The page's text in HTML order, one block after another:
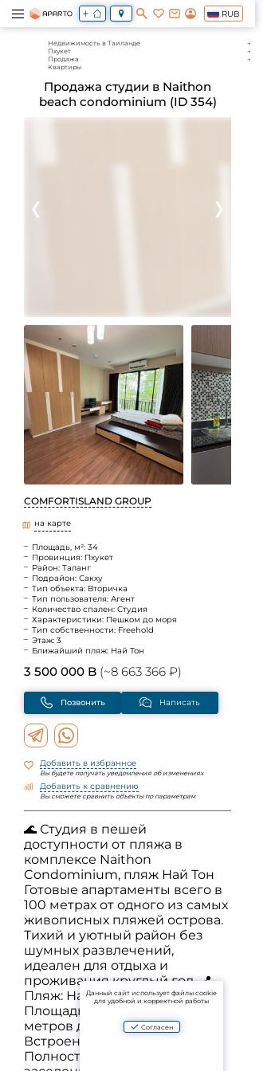
RUB
Недвижимость в Таиланде
Пхукет
Продажа
Квартиры
Продажа студии в Naithon
beach condominium (ID 354)
COMFORTISLAND GROUP
на карте
Площадь, м²: 34
Провинция: Пхукет
Район: Таланг
Подрайон: Сакху
Тип объекта: Вторичка
Тип пользователя: Агент
Количество спален: Студия
Характеристики: Пешком до моря
Тип собственности: Freehold
Этаж: 3
Ближайший пляж: Най Тон
3 500 000 B (~8 663 366 ₽)
Позвонить Написать
Добавить в избранное
Вы будете получать уведомления об изменениях
Добавить к сравнению
Вы сможете сравнить объекты по параметрам
🌊 Студия в пешей
доступности от пляжа в
комплексе Naithon
Condominium, пляж Най Тон
Готовые апартаменты всего в
100 метрах от одного из самых
живописных пляжей острова.
Тихий и уютный район без
шумных развлечений,
идеален для отдыха и
проживания круглый год. 📍
Пляж: Найтон ✅ Студия ✅
Площадь: 34 м², 3 этаж ✅ 100
метров до пляжа ✅
Встроенная мебель ✅
Полностью готова к
Данный сайт использует файлы cookie
для удобной и корректной работы
Согласен